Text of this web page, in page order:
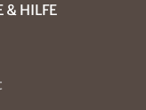
& HILFE